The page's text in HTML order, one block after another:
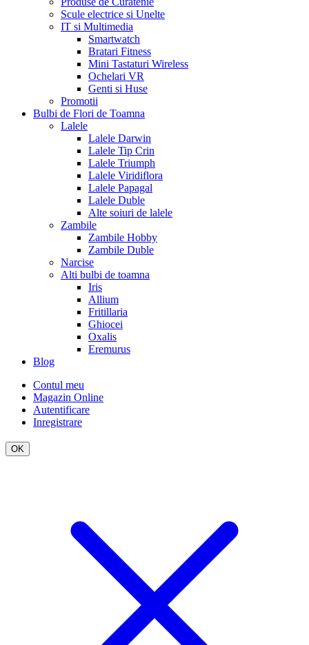
Scule electrice si Unelte
IT si Multimedia
Smartwatch
Bratari Fitness
Mini Tastaturi Wireless
Ochelari VR
Genti si Huse
Promotii
Bulbi de Flori de Toamna
Lalele
Lalele Darwin
Lalele Tip Crin
Lalele Triumph
Lalele Viridiflora
Lalele Papagal
Lalele Duble
Alte soiuri de lalele
Zambile
Zambile Hobby
Zambile Duble
Narcise
Alti bulbi de toamna
Iris
Allium
Fritillaria
Ghiocei
Oxalis
Eremurus
Blog
Contul meu
Magazin Online
Autentificare
Inregistrare
OK